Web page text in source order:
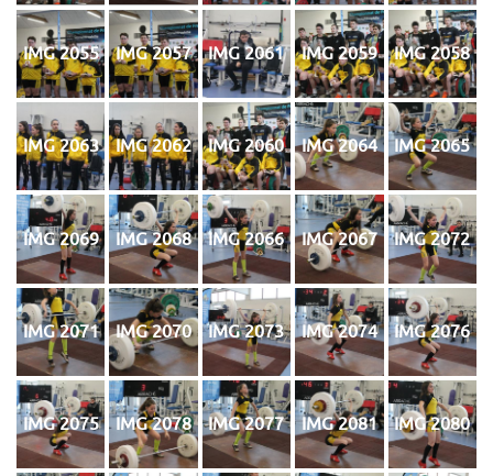
IMG 2055 IMG 2057 IMG 2061 IMG 2059 IMG 2058
IMG 2063 IMG 2062 IMG 2060 IMG 2064 IMG 2065
IMG 2069 IMG 2068 IMG 2066 IMG 2067 IMG 2072
IMG 2071 IMG 2070 IMG 2073 IMG 2074 IMG 2076
IMG 2075 IMG 2078 IMG 2077 IMG 2081 IMG 2080